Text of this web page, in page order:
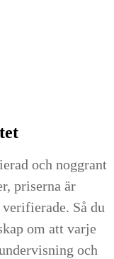
och noggrant
priserna är
Så du
om att varje
och